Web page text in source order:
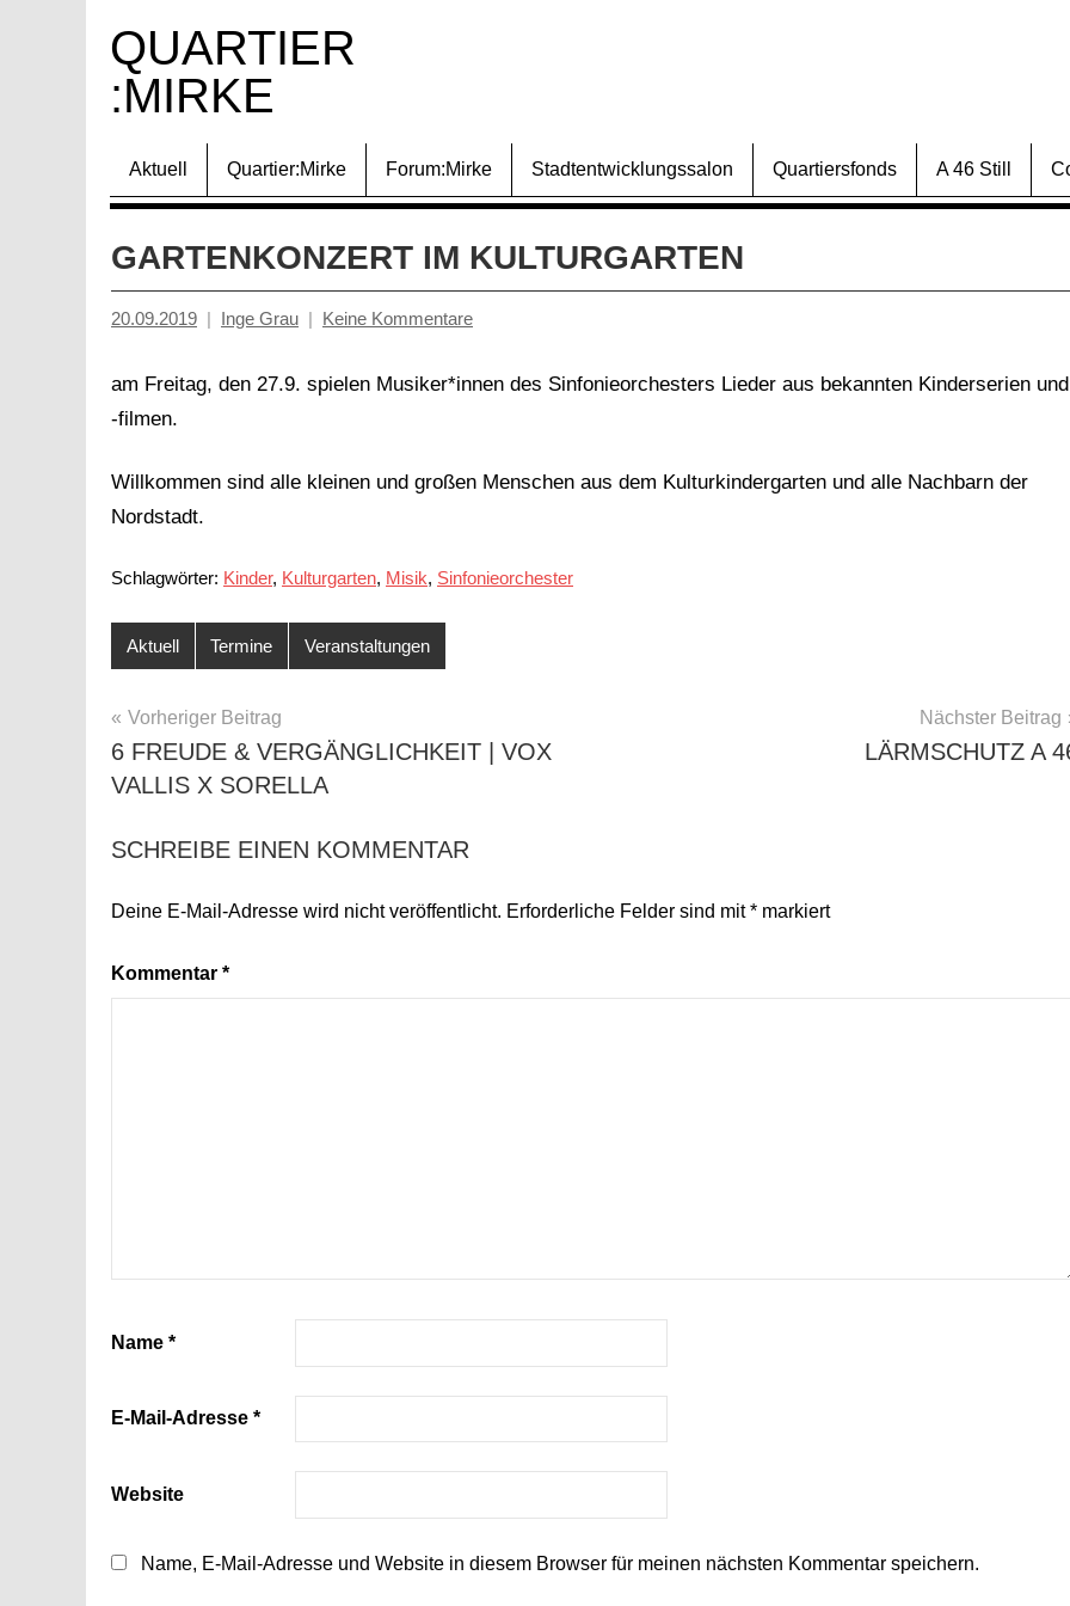
Inhalt
springen
QUARTIER
:MIRKE
Aktuell Quartier:Mirke Forum:Mirke Stadtentwicklungssalon Quartiersfonds A 46 Still
GARTENKONZERT IM KULTURGARTEN
20.09.2019 Inge Grau Keine Kommentare
am Freitag, den 27.9. spielen Musiker*innen des Sinfonieorchesters Lieder aus bekannten Kinderserien und
-filmen.
Willkommen sind alle kleinen und großen Menschen aus dem Kulturkindergarten und alle Nachbarn der
Nordstadt.
Schlagwörter: Kinder, Kulturgarten, Misik, Sinfonieorchester
Aktuell Termine Veranstaltungen
BEITRAGSNAVIGATION
Vorheriger Beitrag
6 FREUDE & VERGÄNGLICHKEIT | VOX
VALLIS X SORELLA
Nächster Beitrag
LÄRMSCHUTZ A
SCHREIBE EINEN KOMMENTAR
Deine E-Mail-Adresse wird nicht veröffentlicht. Erforderliche Felder sind mit* markiert
Kommentar *
Name *
E-Mail-Adresse *
Website
Name, E-Mail-Adresse und Website in diesem Browser für meinen nächsten Kommentar speichern.